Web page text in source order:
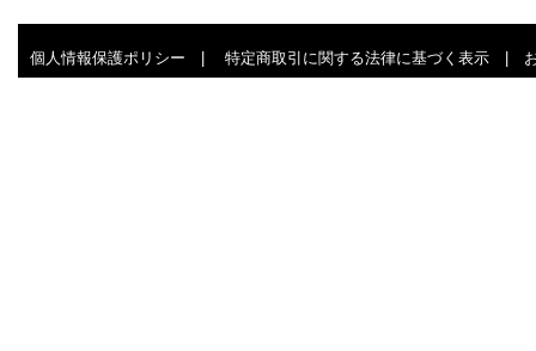
個人情報保護ポリシー 特定商取引に関する法律に基づく表示